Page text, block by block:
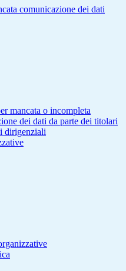
comunicazione dei dati
mancata o incompleta
dei dati da parte dei titolari
dirigenziali